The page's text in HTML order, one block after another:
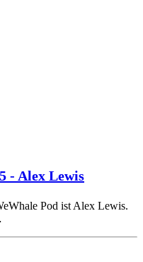
- Alex Lewis
Pod ist Alex Lewis.